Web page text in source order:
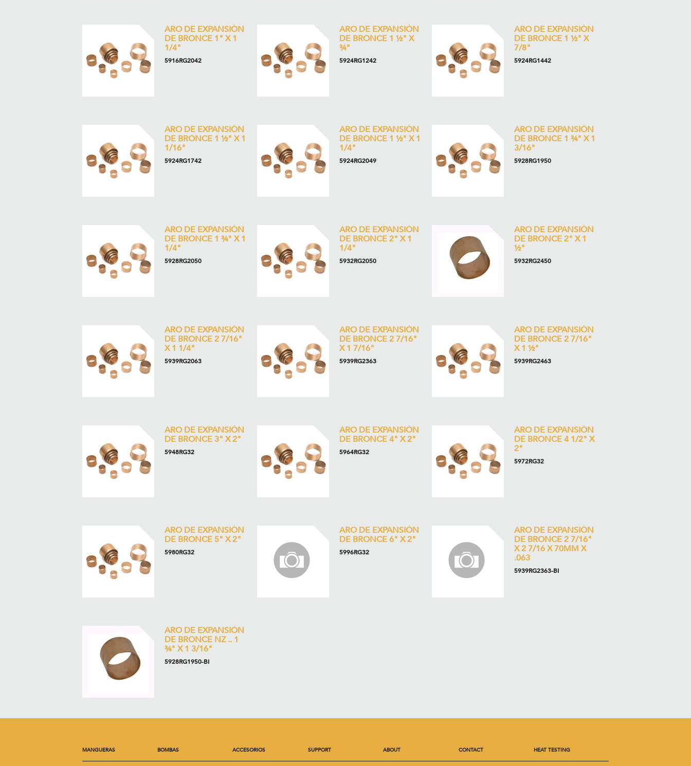
ARO DE EXPANSIÓN
DE BRONCE 1" X 1
1/4"
5916RG2042
ARO DE EXPANSIÓN
DE BRONCE 1 ½" X
¾"
5924RG1242
ARO DE EXPANSIÓN
DE BRONCE 1 ½" X
7/8"
5924RG1442
ARO DE EXPANSIÓN
DE BRONCE 1 ½" X 1
1/16"
5924RG1742
ARO DE EXPANSIÓN
DE BRONCE 1 ½" X 1
1/4"
5924RG2049
ARO DE EXPANSIÓN
DE BRONCE 1 ¾" X 1
3/16"
5928RG1950
ARO DE EXPANSIÓN
DE BRONCE 1 ¾" X 1
1/4"
5928RG2050
ARO DE EXPANSIÓN
DE BRONCE 2" X 1
1/4"
5932RG2050
ARO DE EXPANSIÓN
DE BRONCE 2" X 1
½"
5932RG2450
ARO DE EXPANSIÓN
DE BRONCE 2 7/16"
X 1 1/4"
5939RG2063
ARO DE EXPANSIÓN
DE BRONCE 2 7/16"
X 1 7/16"
5939RG2363
ARO DE EXPANSIÓN
DE BRONCE 2 7/16"
X 1 ½"
5939RG2463
ARO DE EXPANSIÓN
DE BRONCE 3" X 2"
5948RG32
ARO DE EXPANSIÓN
DE BRONCE 4" X 2"
5964RG32
ARO DE EXPANSIÓN
DE BRONCE 4 1/2" X
2"
5972RG32
ARO DE EXPANSIÓN
DE BRONCE 5" X 2"
5980RG32
ARO DE EXPANSIÓN
DE BRONCE 6" X 2"
5996RG32
ARO DE EXPANSIÓN
DE BRONCE 2 7/16"
X 2 7/16 X 70MM X
.063
5939RG2363-BI
ARO DE EXPANSIÓN
DE BRONCE NZ .. 1
¾" X 1 3/16"
5928RG1950-BI
MANGUERAS BOMBAS ACCESORIOS SUPPORT ABOUT CONTACT HEAT TESTING